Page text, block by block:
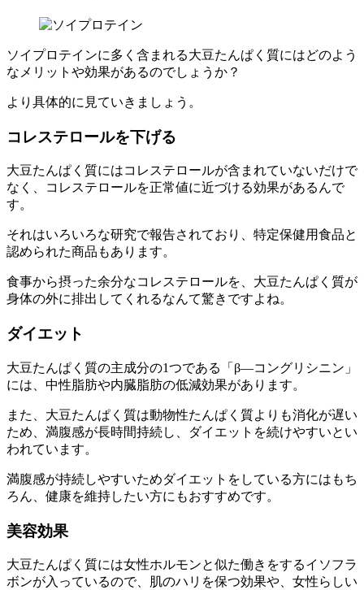
ソイプロテインに多く含まれる大豆たんぱく質にはどのよう
なメリットや効果があるのでしょうか？
より具体的に見ていきましょう。
コレステロールを下げる
大豆たんぱく質にはコレステロールが含まれていないだけで
なく、コレステロールを正常値に近づける効果があるんで
す。
それはいろいろな研究で報告されており、 特定保健用食品と
認められた商品もあります。
食事から摂った余分なコレステロールを、大豆たんぱく質が
身体の外に排出してくれるなんて驚きですよね。
ダイエット
大豆たんぱく質の主成分の1つである「β―コングリシニン」
には、中性脂肪や内臓脂肪の低減効果があります。
また、大豆たんぱく質は動物性たんぱく質よりも消化が遅い
ため、満腹感が長時間持続し、
ダイエットを続けやすいとい
われています。
満腹感が持続しやすいためダイエットをしている方にはもち
ろん、健康を維持したい方にもおすすめです。
美容効果
大豆たんぱく質には女性ホルモンと似た働きをするイソフラ
ボンが入っているので、肌のハリを保つ効果や、女性らしい